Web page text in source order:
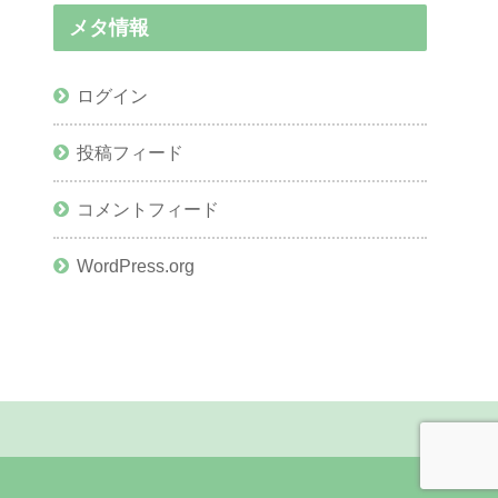
メタ情報
ログイン
投稿フィード
コメントフィード
WordPress.org